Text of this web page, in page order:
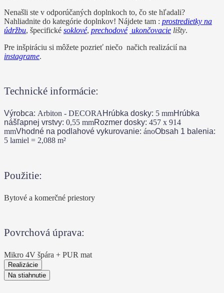
Nenašli ste v odporúčaných doplnkoch to, čo ste hľadali?
Nahliadnite do kategórie doplnkov! Nájdete tam : prostredietky na
údržbu, špecifické soklové, prechodové ukončovacie lišty.
Pre inšpiráciu si môžete pozrieť niečo načich realizácií na
instagrame.
Technické informácie:
Výrobca: Arbiton - DECORA Hrúbka dosky: 5 mmHrúbka
nášľapnej vrstvy: 0,55 mmRozmer dosky: 457 x 914
mmVhodné na podlahové vykurovanie: ánoObsah 1 balenia:
5 lamiel = 2,088 m²
Použitie:
Bytové a komerčné priestory
Povrchová úprava:
Mikro 4V špára + PUR mat
Realizácie
Na stiahnutie